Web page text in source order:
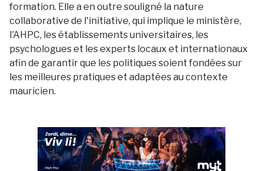
formation. Elle a en outre souligné la nature
collaborative de l'initiative, qui implique le ministère,
l'AHPC, les établissements universitaires, les
psychologues et les experts locaux et internationaux
afin de garantir que les politiques soient fondées sur
les meilleures pratiques et adaptées au contexte
mauricien.